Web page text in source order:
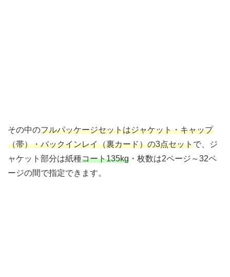
その中のフルパッケージセットはジャケット・キャップ
（帯）・バックインレイ（裏カード）の3点セットで、ジ
ャケット部分は紙種コート135kg ・枚数は2ページ～32ペ
ージの間で指定できます。